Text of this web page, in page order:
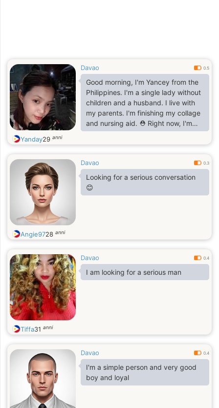
Davao 0.5
Good morning, I'm Yancey from the
Philippines. I'm a single lady without
children and a husband. I live with
my parents. I'm finishing my collage
and nursing aid. ⛑️ Right now, I'm
waiting to work at a hospital. Right
now, I'm working at a clinic. I'm a
parents. I don't drink alcohol or
smoke. I hope I can find a kind
partner here. What I don't like is
someone who sends me naked
Yanday29 anni
Davao 0.3
Looking for a serious conversation
😊
Angie9728 anni
Davao 0.4
I am looking for a serious man
Tiffa31 anni
Davao 0.4
I'm a simple person and very good
boy and loyal